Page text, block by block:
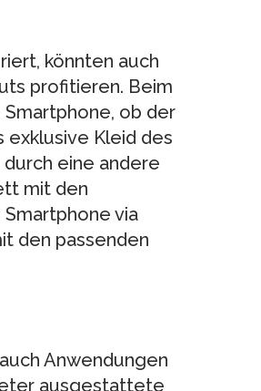
könnten auch
profitieren. Beim
ob der
exklusive Kleid des
eine andere
mit den
via
den passenden
Anwendungen
ausgestattete